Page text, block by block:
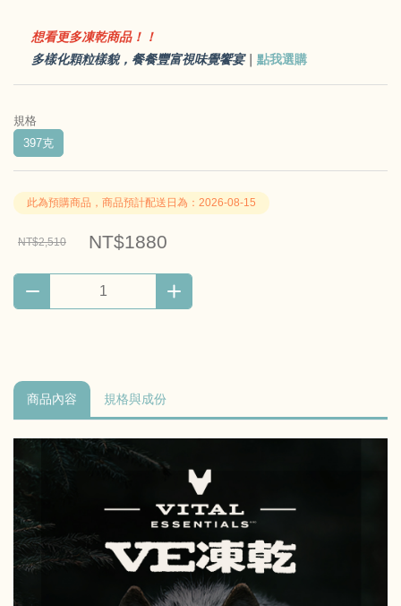
想看更多凍乾商品！！
多樣化顆粒樣貌，餐餐豐富視味覺饗宴｜ 點我選購
規格
397克
此為預購商品，商品預計配送日為：2026-08-15
NT$2,510 NT$1880
商品內容 規格與成份